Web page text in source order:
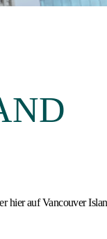
hier auf Vancouver